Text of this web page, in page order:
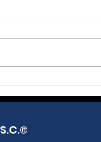
El T-MEC,
Julio Alejandro
década de
negociada,
®